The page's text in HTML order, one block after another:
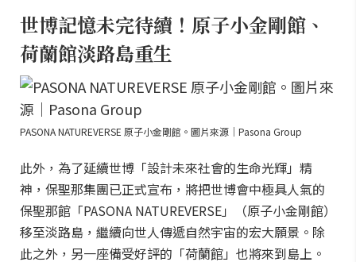
世博記憶未完待續！原子小金剛館、
荷蘭館淡路島重生
PASONA NATUREVERSE 原子小金剛館。圖片來源｜Pasona Group
此外，為了延續世博「設計未來社會的生命光輝」精
神，保聖那集團已正式宣布，將把世博會中極具人氣的
保聖那館「PASONA NATUREVERSE」（原子小金剛館）
移至淡路島，繼續向世人傳遞自然宇宙的宏大願景。除
此之外，另一座備受好評的「荷蘭館」也將來到島上。